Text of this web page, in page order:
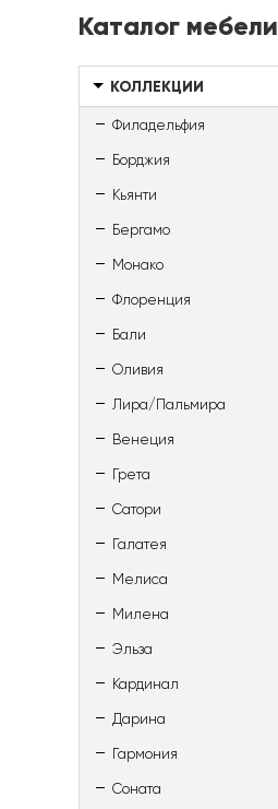
Каталог мебели
КОЛЛЕКЦИИ
Филадельфия
Борджия
Кьянти
Бергамо
Монако
Флоренция
Бали
Оливия
Лира/Пальмира
Венеция
Грета
Сатори
Галатея
Мелиса
Милена
Эльза
Кардинал
Дарина
Гармония
Соната